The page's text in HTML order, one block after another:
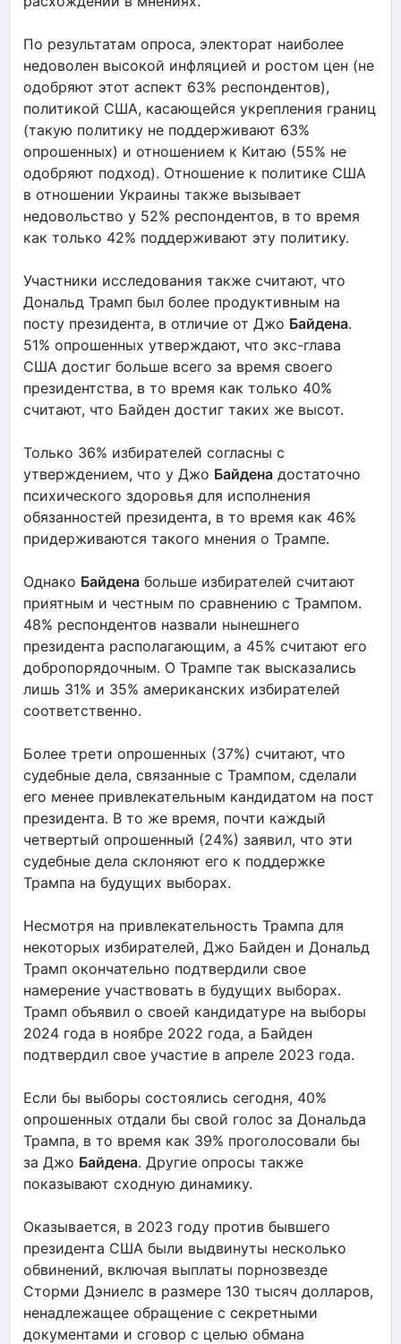
По результатам опроса, электорат наиболее
недоволен высокой инфляцией и ростом цен (не
одобряют этот аспект 63% респондентов),
политикой США, касающейся укрепления границ
(такую политику не поддерживают 63%
опрошенных) и отношением к Китаю (55% не
одобряют подход). Отношение к политике США
в отношении Украины также вызывает
недовольство у 52% респондентов, в то время
как только 42% поддерживают эту политику.
Участники исследования также считают, что
Дональд Трамп был более продуктивным на
посту президента, в отличие от Джо Байдена.
51% опрошенных утверждают, что экс-глава
США достиг больше всего за время своего
президентства, в то время как только 40%
считают, что Байден достиг таких же высот.
Только 36% избирателей согласны с
утверждением, что у Джо Байдена достаточно
психического здоровья для исполнения
обязанностей президента, в то время как 46%
придерживаются такого мнения о Трампе.
Однако Байдена больше избирателей считают
приятным и честным по сравнению с Трампом.
48% респондентов назвали нынешнего
президента располагающим, а 45% считают его
добропорядочным. О Трампе так высказались
лишь 31% и 35% американских избирателей
соответственно.
Более трети опрошенных (37%) считают, что
судебные дела, связанные с Трампом, сделали
его менее привлекательным кандидатом на пост
президента. В то же время, почти каждый
четвертый опрошенный (24%) заявил, что эти
судебные дела склоняют его к поддержке
Трампа на будущих выборах.
Несмотря на привлекательность Трампа для
некоторых избирателей, Джо Байден и Дональд
Трамп окончательно подтвердили свое
намерение участвовать в будущих выборах.
Трамп объявил о своей кандидатуре на выборы
2024 года в ноябре 2022 года, а Байден
подтвердил свое участие в апреле 2023 года.
Если бы выборы состоялись сегодня, 40%
опрошенных отдали бы свой голос за Дональда
Трампа, в то время как 39% проголосовали бы
за Джо Байдена. Другие опросы также
показывают сходную динамику.
Оказывается, в 2023 году против бывшего
президента США были выдвинуты несколько
обвинений, включая выплаты порнозвезде
Сторми Дэниелс в размере 130 тысяч долларов,
ненадлежащее обращение с секретными
документами и сговор с целью обмана